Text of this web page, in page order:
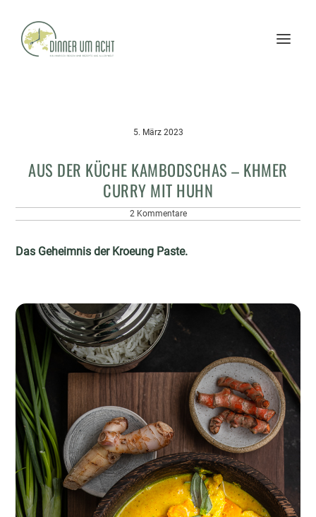
5. März 2023
AUS DER KÜCHE KAMBODSCHAS – KHMER
CURRY MIT HUHN
2 Kommentare
Das Geheimnis der Kroeung Paste.